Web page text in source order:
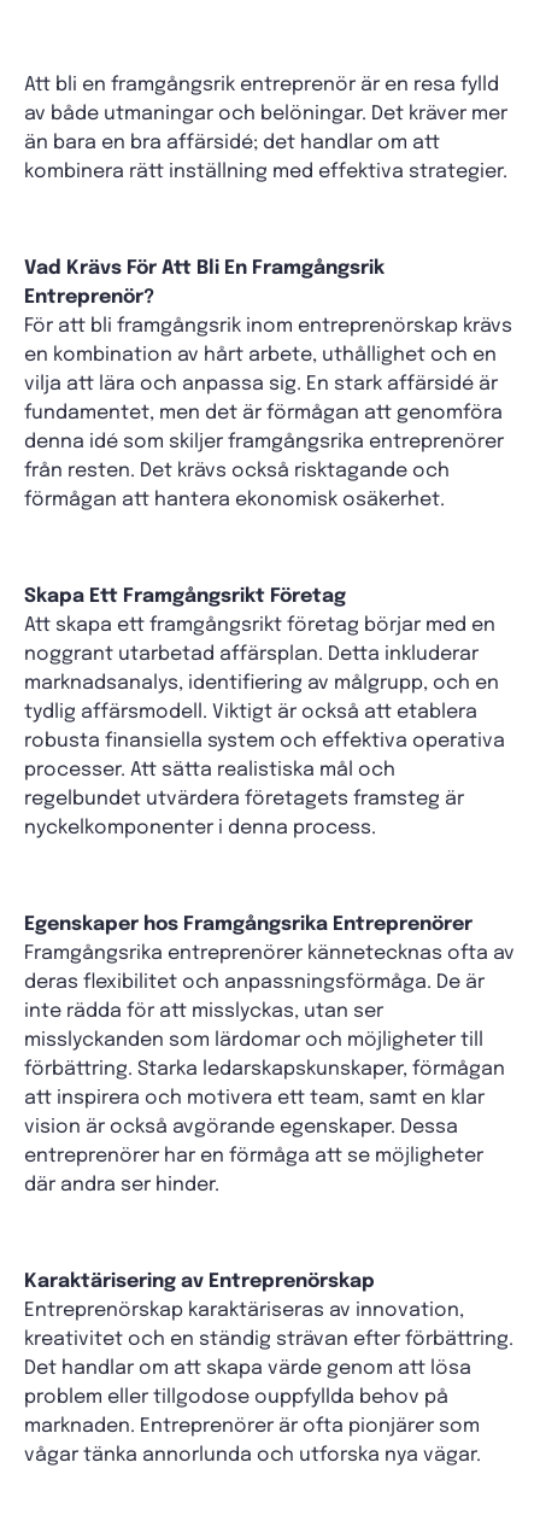
Att bli en framgångsrik entreprenör är en resa fylld
av både utmaningar och belöningar. Det kräver mer
än bara en bra affärsidé; det handlar om att
kombinera rätt inställning med effektiva strategier.
Vad Krävs För Att Bli En Framgångsrik
Entreprenör?
För att bli framgångsrik inom entreprenörskap krävs
en kombination av hårt arbete, uthållighet och en
vilja att lära och anpassa sig. En stark affärsidé är
fundamentet, men det är förmågan att genomföra
denna idé som skiljer framgångsrika entreprenörer
från resten. Det krävs också risktagande och
förmågan att hantera ekonomisk osäkerhet.
Skapa Ett Framgångsrikt Företag
Att skapa ett framgångsrikt företag börjar med en
noggrant utarbetad affärsplan. Detta inkluderar
marknadsanalys, identifiering av målgrupp, och en
tydlig affärsmodell. Viktigt är också att etablera
robusta finansiella system och effektiva operativa
processer. Att sätta realistiska mål och
regelbundet utvärdera företagets framsteg är
nyckelkomponenter i denna process.
Egenskaper hos Framgångsrika Entreprenörer
Framgångsrika entreprenörer kännetecknas ofta av
deras flexibilitet och anpassningsförmåga. De är
inte rädda för att misslyckas, utan ser
misslyckanden som lärdomar och möjligheter till
förbättring. Starka ledarskapskunskaper, förmågan
att inspirera och motivera ett team, samt en klar
vision är också avgörande egenskaper. Dessa
entreprenörer har en förmåga att se möjligheter
där andra ser hinder.
Karaktärisering av Entreprenörskap
Entreprenörskap karaktäriseras av innovation,
kreativitet och en ständig strävan efter förbättring.
Det handlar om att skapa värde genom att lösa
problem eller tillgodose ouppfyllda behov på
marknaden. Entreprenörer är ofta pionjärer som
vågar tänka annorlunda och utforska nya vägar.